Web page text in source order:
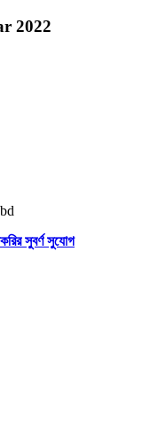
2022
সুবর্ণ সুযোগ